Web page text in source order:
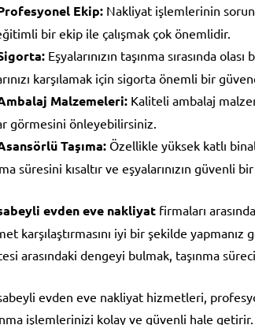
Ekip: Nakliyat işlemlerinin
bir ekip ile çalışmak çok önemlidir.
Eşyalarınızın taşınma sırasında
karşılamak için sigorta önemli bir
Malzemeleri: Kaliteli ambalaj
görmesini önleyebilirsiniz.
Taşıma: Özellikle yüksek katlı
süresini kısaltır ve eşyalarınızın güvenli
evden eve nakliyat firmaları
karşılaştırmasını iyi bir şekilde
arasındaki dengeyi bulmak, taşınma
evden eve nakliyat hizmetleri,
işlemlerinizi kolay ve güvenli hale